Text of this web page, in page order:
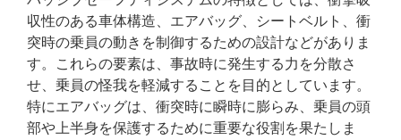
収性のある車体構造、エアバッグ、シートベルト、衝
突時の乗員の動きを制御するための設計などがありま
す。これらの要素は、事故時に発生する力を分散さ
せ、乗員の怪我を軽減することを目的としています。
特にエアバッグは、衝突時に瞬時に膨らみ、乗員の頭
部や上半身を保護するために重要な役割を果たしま